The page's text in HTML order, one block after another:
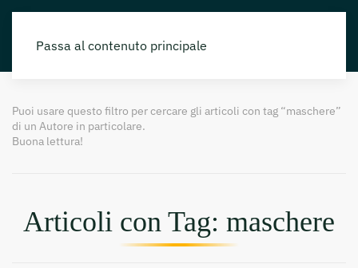
Passa al contenuto principale
Puoi usare questo filtro per cercare gli articoli con tag “maschere”
di un Autore in particolare.
Buona lettura!
Articoli con Tag: maschere